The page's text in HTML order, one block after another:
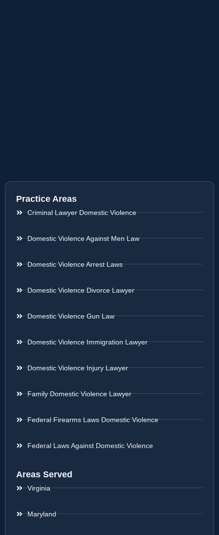
Practice Areas
Criminal Lawyer Domestic Violence
Domestic Violence Against Men Law
Domestic Violence Arrest Laws
Domestic Violence Divorce Lawyer
Domestic Violence Gun Law
Domestic Violence Immigration Lawyer
Domestic Violence Injury Lawyer
Family Domestic Violence Lawyer
Federal Firearms Laws Domestic Violence
Federal Laws Against Domestic Violence
Areas Served
Virginia
Maryland